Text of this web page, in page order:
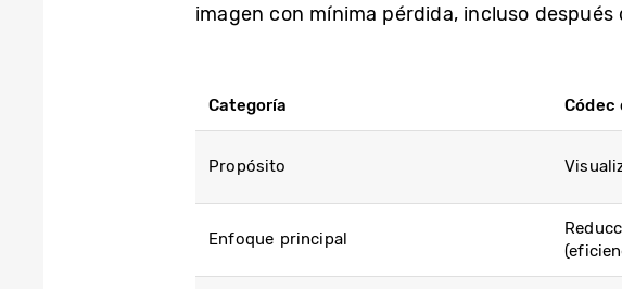
imagen con mínima pérdida, incluso
Categoría Códec
Propósito
Enfoque principal